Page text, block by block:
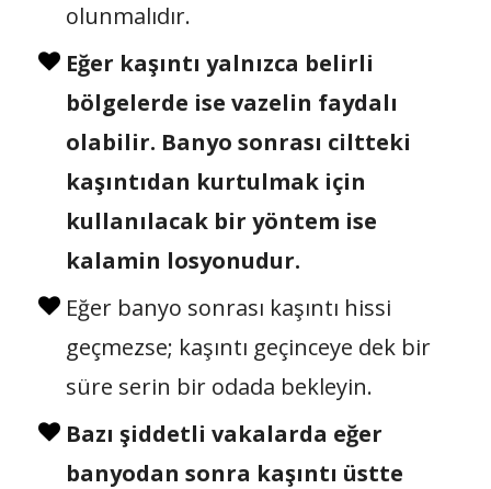
olunmalıdır.
Eğer kaşıntı yalnızca belirli
bölgelerde ise vazelin faydalı
olabilir. Banyo sonrası ciltteki
kaşıntıdan kurtulmak için
kullanılacak bir yöntem ise
kalamin losyonudur.
Eğer banyo sonrası kaşıntı hissi
geçmezse; kaşıntı geçinceye dek bir
süre serin bir odada bekleyin.
Bazı şiddetli vakalarda eğer
banyodan sonra kaşıntı üstte